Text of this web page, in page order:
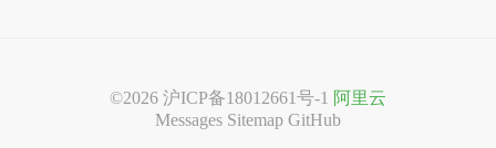
©2026 沪ICP备18012661号-1 阿里云
Messages Sitemap GitHub